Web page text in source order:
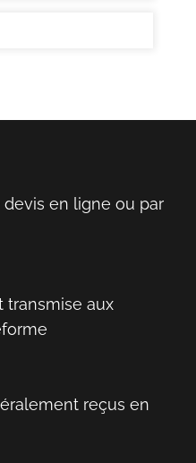
en ligne ou par
transmise aux
reçus en